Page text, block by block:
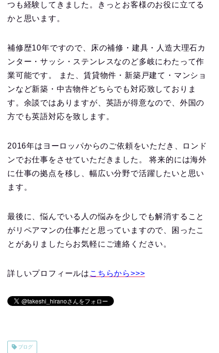
つも経験してきました。きっとお客様のお役に立てる
かと思います。
補修歴10年ですので、床の補修・建具・人造大理石カ
ンター・サッシ・ステンレスなのど多岐にわたって作
業可能です。 また、賃貸物件・新築戸建て・マンショ
ンなど新築・中古物件どちらでも対応致しておりま
す。余談ではありますが、英語が得意なので、外国の
方でも英語対応を致します。
2016年はヨーロッパからのご依頼をいただき、ロンド
ンでお仕事をさせていただきました。 将来的には海外
に仕事の拠点を移し、幅広い分野で活躍したいと思い
ます。
最後に、悩んでいる人の悩みを少しでも解消すること
がリペアマンの仕事だと思っていますので、困ったこ
とがありましたらお気軽にご連絡ください。
詳しいプロフィールは こちらから>>>
ブログ